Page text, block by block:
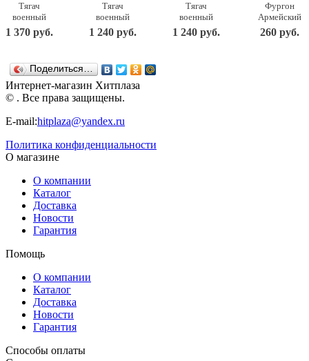
Тягач
военный
Щит с
вертолетом
см. Н-256
Нордпласт
1 370 руб.
Тягач
военный
Щит с
танком
см. Н-258
Нордпласт
1 240 руб.
Тягач
военный
Щит с
кунгом
1 240 руб.
Фургон
Армейский
238
260 руб.
Поделиться…
Интернет-магазин Хитплаза
© . Все права защищены.
E-mail:hitplaza@yandex.ru
Политика конфиденциальности
О магазине
О компании
Каталог
Доставка
Новости
Гарантия
Помощь
О компании
Каталог
Доставка
Новости
Гарантия
Способы оплаты